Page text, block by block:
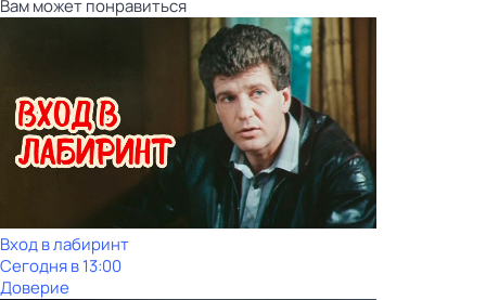
Вам может понравиться
Вход в лабиринт
Сегодня в 13:00
Доверие